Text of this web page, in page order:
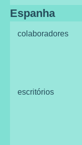
Espanha
colaboradores
escritórios